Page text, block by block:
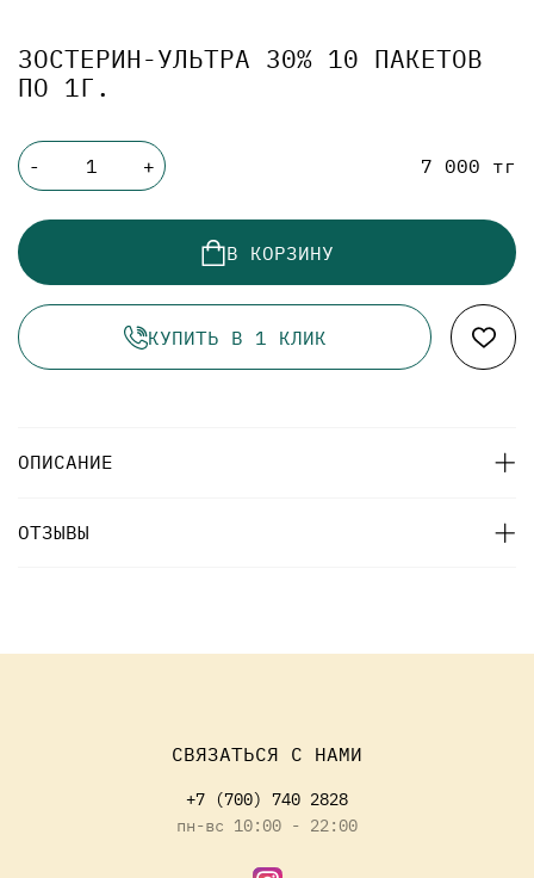
ЗОСТЕРИН-УЛЬТРА 30% 10 ПАКЕТОВ
ПО 1Г.
- + 7 000 тг
В КОРЗИНУ
КУПИТЬ В 1 КЛИК
ОПИСАНИЕ
ОТЗЫВЫ
СВЯЗАТЬСЯ С НАМИ
+7 (700) 740 2828
пн-вс 10:00 - 22:00